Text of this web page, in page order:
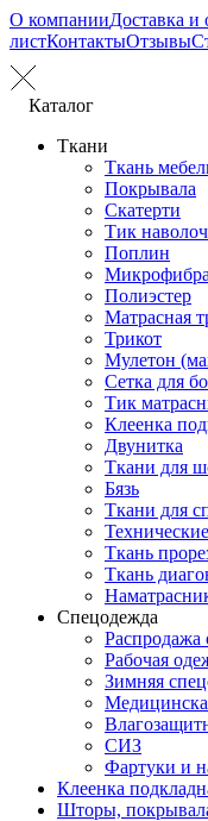
О компанииДоставка и
листКонтактыОтзывы
Каталог
Ткани
Ткань
Покрывала
Скатерти
Тик
Поплин
Микрофибра
Полиэстер
Матрасная
Трикот
Мулетон
Сетка для
Тик
Клеенка
Двунитка
Ткани для
Бязь
Ткани для
Ткань
Ткань
Спецодежда
Распродажа
Рабочая
Зимняя
СИЗ
Фартуки и
Клеенка
Шторы,